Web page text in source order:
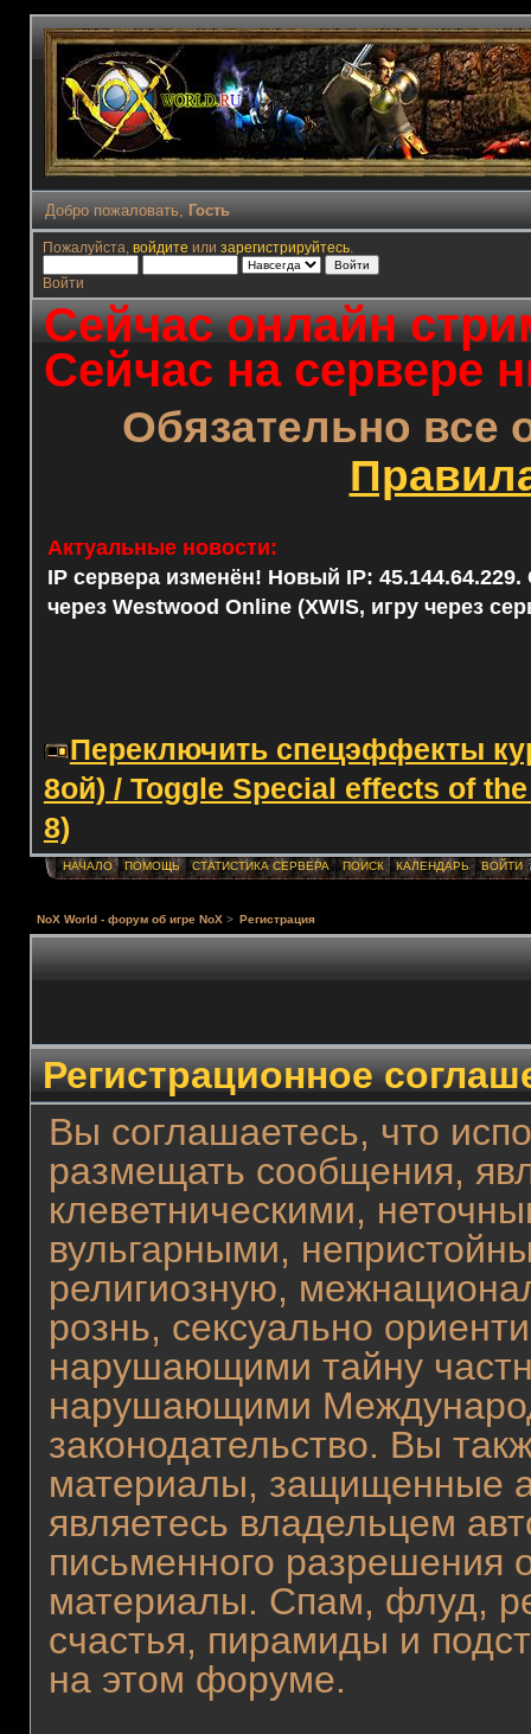
Добро пожаловать, Гость
Пожалуйста, войдите или зарегистрируйтесь.
Войти
Сейчас онлайн
Сейчас на сервере
Обязательно все
Актуальные новости:
IP сервера изменён! Новый IP: 45.144.64.229.
через Westwood Online (XWIS, игру через
Переключить спецэффекты
8ой) / Toggle Special effects of
8)
НАЧАЛО ПОМОЩЬ СТАТИСТИКА СЕРВЕРА ПОИСК КАЛЕНДАРЬ ВОЙТИ
NoX World - форум об игре NoX > Регистрация
Регистрационное
Вы соглашаетесь, что
размещать сообщения,
клеветническими,
вульгарными,
религиозную,
рознь, сексуально
нарушающими тайну
нарушающими
законодательство. Вы
материалы, защищенные
являетесь владельцем
письменного разрешения
материалы. Спам, флуд,
счастья, пирамиды и
на этом форуме.